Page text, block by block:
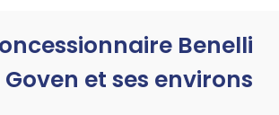
Benelli
et ses environs